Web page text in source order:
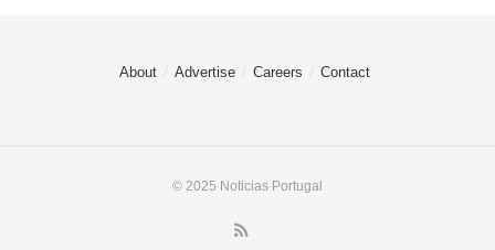
About Advertise Careers Contact
© 2025 Noticias Portugal